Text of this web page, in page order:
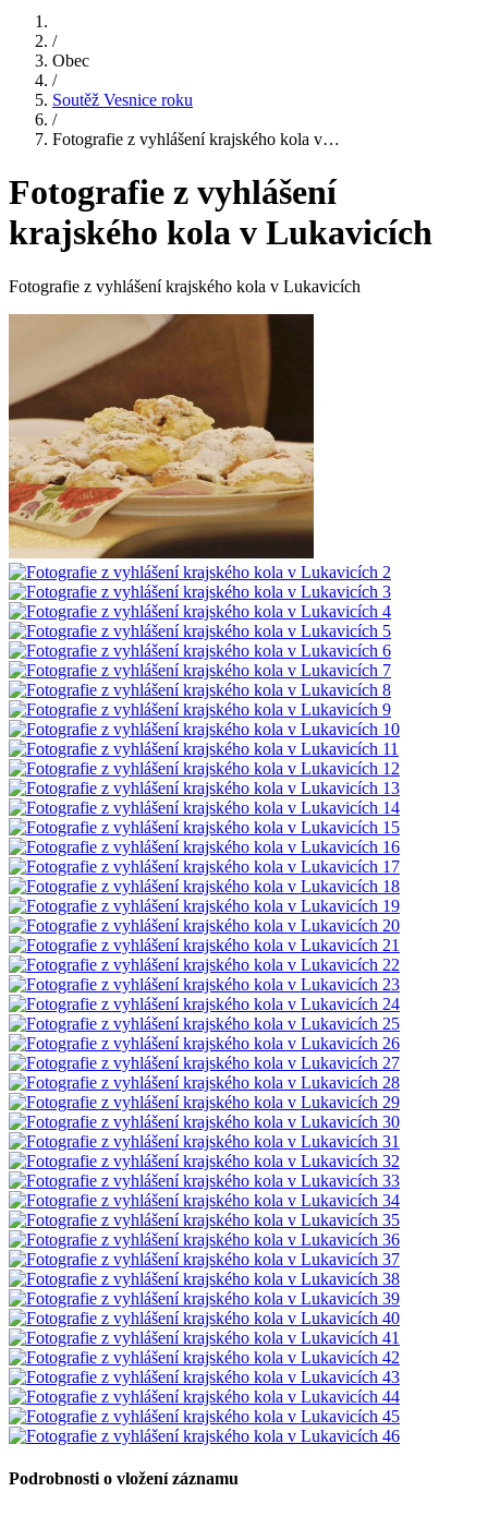
/
Obec
/
Soutěž Vesnice roku
/
Fotografie z vyhlášení krajského kola v…
Fotografie z vyhlášení
krajského kola v Lukavicích
Fotografie z vyhlášení krajského kola v Lukavicích
Podrobnosti o vložení záznamu